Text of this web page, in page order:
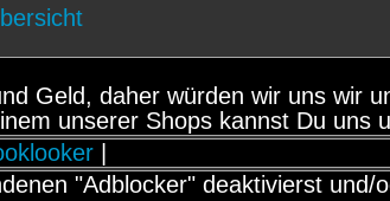
Geld, daher würden wir uns wir
unserer Shops kannst Du uns
"Adblocker" deaktivierst und/